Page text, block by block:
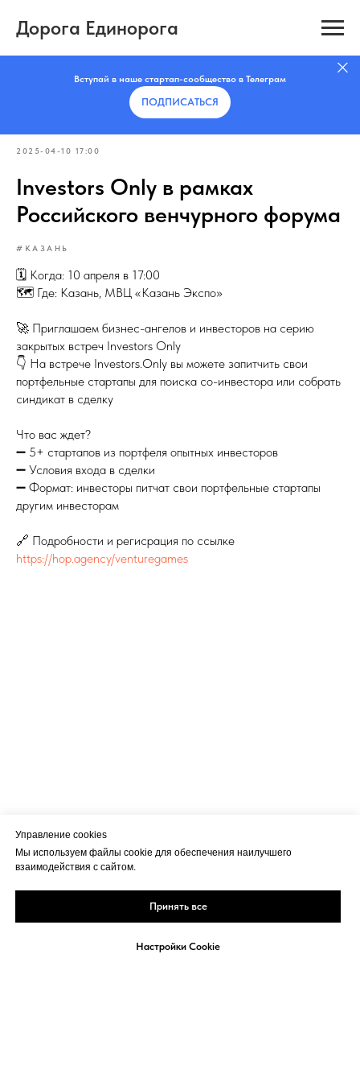
Дорога Единорога
Вступай в наше стартап-сообщество в Телеграм
ПОДПИСАТЬCЯ
2025-04-10 17:00
Investors Only в рамках
Российского венчурного форума
#КАЗАНЬ
🗓 Когда: 10 апреля в 17:00
🗺 Где: Казань, МВЦ «Казань Экспо»
🚀 Приглашаем бизнес-ангелов и инвесторов на серию
закрытых встреч Investors Only
👇 На встрече Investors.Only вы можете запитчить свои
портфельные стартапы для поиска со-инвестора или собрать
синдикат в сделку
Что вас ждет?
➖ 5+ стартапов из портфеля опытных инвесторов
➖ Условия входа в сделки
➖ Формат: инвесторы питчат свои портфельные стартапы
другим инвесторам
🔗 Подробности и регисрация по ссылке
https://hop.agency/venturegames
Управление cookies
Мы используем файлы cookie для обеспечения наилучшего
взаимодействия с сайтом.
Принять все
Настройки Cookie